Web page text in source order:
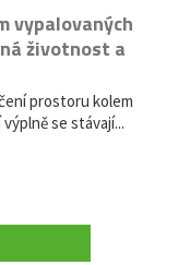
vypalovaných
životnost a
prostoru kolem
se stávají...